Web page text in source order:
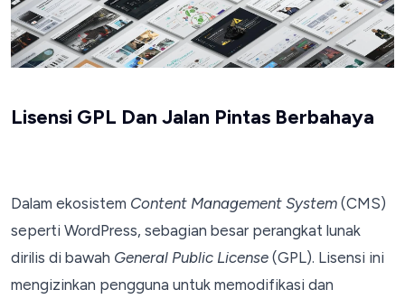
Lisensi GPL Dan Jalan Pintas Berbahaya
Dalam ekosistem Content Management System (CMS)
seperti WordPress, sebagian besar perangkat lunak
dirilis di bawah General Public License (GPL). Lisensi ini
mengizinkan pengguna untuk memodifikasi dan